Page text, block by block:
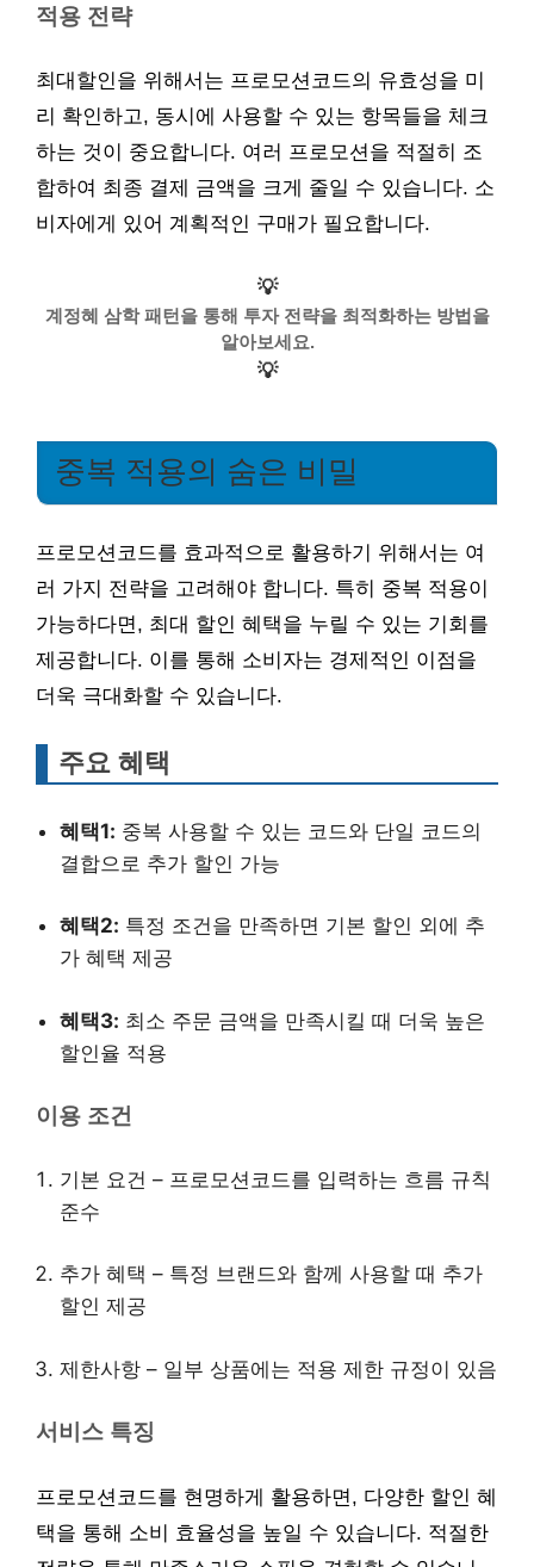
적용 전략
최대할인을 위해서는 프로모션코드의 유효성을 미
리 확인하고, 동시에 사용할 수 있는 항목들을 체크
하는 것이 중요합니다. 여러 프로모션을 적절히 조
합하여 최종 결제 금액을 크게 줄일 수 있습니다. 소
비자에게 있어 계획적인 구매가 필요합니다.
💡
계정혜 삼학 패턴을 통해 투자 전략을 최적화하는 방법을
알아보세요.
💡
중복 적용의 숨은 비밀
프로모션코드를 효과적으로 활용하기 위해서는 여
러 가지 전략을 고려해야 합니다. 특히 중복 적용이
가능하다면, 최대 할인 혜택을 누릴 수 있는 기회를
제공합니다. 이를 통해 소비자는 경제적인 이점을
더욱 극대화할 수 있습니다.
주요 혜택
혜택1: 중복 사용할 수 있는 코드와 단일 코드의
결합으로 추가 할인 가능
혜택2: 특정 조건을 만족하면 기본 할인 외에 추
가 혜택 제공
혜택3: 최소 주문 금액을 만족시킬 때 더욱 높은
할인율 적용
이용 조건
기본 요건 – 프로모션코드를 입력하는 흐름 규칙
준수
추가 혜택 – 특정 브랜드와 함께 사용할 때 추가
할인 제공
제한사항 – 일부 상품에는 적용 제한 규정이 있음
서비스 특징
프로모션코드를 현명하게 활용하면, 다양한 할인 혜
택을 통해 소비 효율성을 높일 수 있습니다. 적절한